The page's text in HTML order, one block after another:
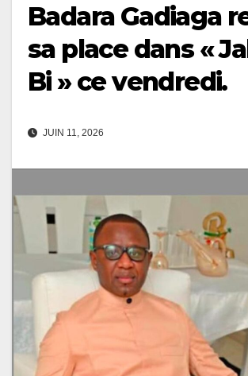
Badara Gadiaga
sa place dans «
Bi » ce vendredi.
JUIN 11, 2026